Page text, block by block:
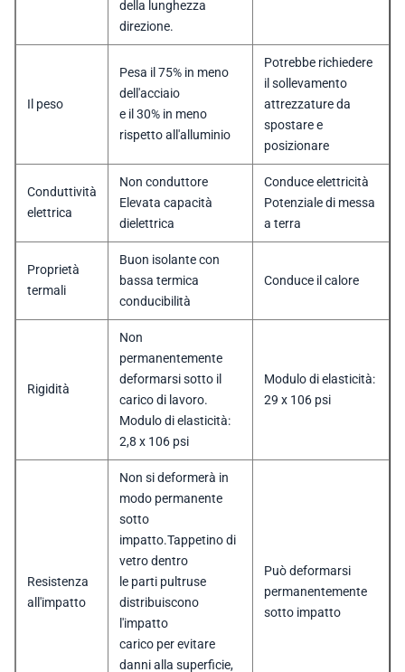
della lunghezza
direzione.
Il peso
Pesa il 75% in meno
dell'acciaio
e il 30% in meno
rispetto all'alluminio
Potrebbe richiedere
il sollevamento
attrezzature da
spostare e
posizionare
Conduttività
elettrica
Non conduttore
Elevata capacità
dielettrica
Conduce elettricità
Potenziale di messa
a terra
Proprietà
termali
Buon isolante con
bassa termica
conducibilità
Conduce il calore
Rigidità
Non
permanentemente
deformarsi sotto il
carico di lavoro.
Modulo di elasticità:
2,8 x 106 psi
Modulo di elasticità:
29 x 106 psi
Resistenza
all'impatto
Non si deformerà in
modo permanente
sotto
impatto.Tappetino di
vetro dentro
le parti pultruse
distribuiscono
l'impatto
carico per evitare
danni alla superficie,
Può deformarsi
permanentemente
sotto impatto